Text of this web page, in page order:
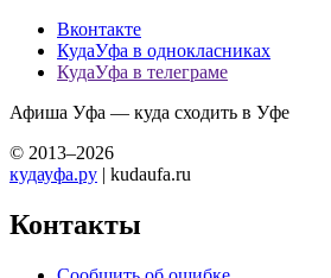
Вконтакте
КудаУфа в однокласниках
КудаУфа в телеграме
Афиша Уфа — куда сходить в Уфе
© 2013–2026
кудауфа.ру | kudaufa.ru
Контакты